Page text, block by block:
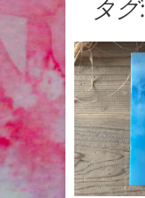
タグ: